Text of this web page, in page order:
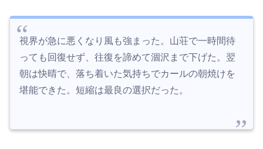
視界が急に悪くなり風も強まった。山荘で一時間待
っても回復せず、往復を諦めて涸沢まで下げた。翌
朝は快晴で、落ち着いた気持ちでカールの朝焼けを
堪能できた。短縮は最良の選択だった。